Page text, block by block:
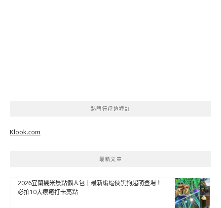
熱門行程這裡訂
Klook.com
最新文章
2026宜蘭幾米景點懶人包｜最新蝙蝠俠黑狗超萌登場！
必拍10大療癒打卡亮點